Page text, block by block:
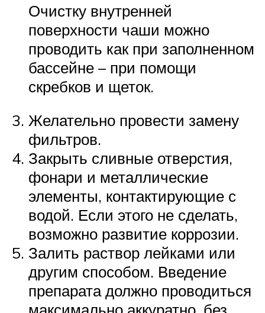
Очистку внутренней
поверхности чаши можно
проводить как при заполненном
бассейне – при помощи
скребков и щеток.
Желательно провести замену
фильтров.
Закрыть сливные отверстия,
фонари и металлические
элементы, контактирующие с
водой. Если этого не сделать,
возможно развитие коррозии.
Залить раствор лейками или
другим способом. Введение
препарата должно проводиться